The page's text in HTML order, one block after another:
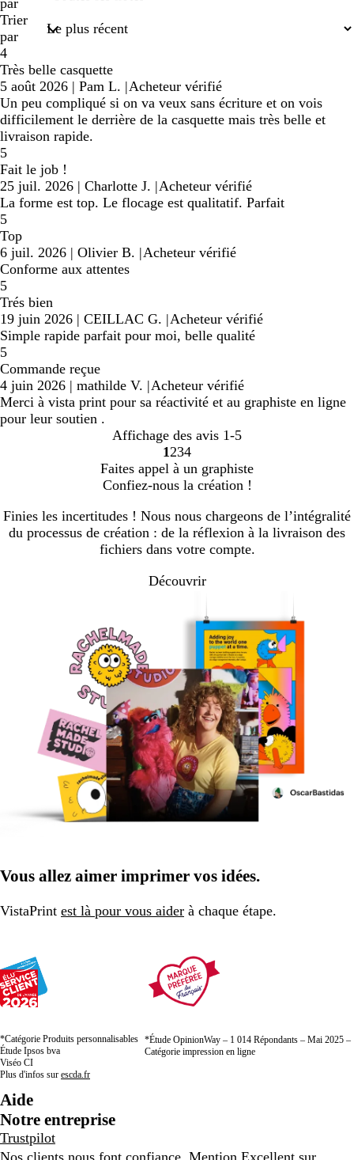
Trier
par
4
Très belle casquette
5 août 2026 | Pam L. |Acheteur vérifié
Un peu compliqué si on va veux sans écriture et on vois
difficilement le derrière de la casquette mais très belle et
livraison rapide.
5
Fait le job !
25 juil. 2026 | Charlotte J. |Acheteur vérifié
La forme est top. Le flocage est qualitatif. Parfait
5
Top
6 juil. 2026 | Olivier B. |Acheteur vérifié
Conforme aux attentes
5
Trés bien
19 juin 2026 | CEILLAC G. |Acheteur vérifié
Simple rapide parfait pour moi, belle qualité
5
Commande reçue
4 juin 2026 | mathilde V. |Acheteur vérifié
Merci à vista print pour sa réactivité et au graphiste en ligne
pour leur soutien .
Affichage des avis 1-5
Accéder
à
la
1 Accéder
à
la
2 Accéder
à
la
3Accéder
à
la
page
4
Faites appel à un graphiste
Confiez-nous la création !
Finies les incertitudes ! Nous nous chargeons de l’intégralité
du processus de création : de la réflexion à la livraison des
fichiers dans votre compte.
Découvrir
Vous allez aimer imprimer vos idées.
VistaPrint est là pour vous aider à chaque étape.
*Catégorie Produits personnalisables
Étude Ipsos bva
Viséo CI
Plus d'infos sur escda.fr
*Étude OpinionWay – 1 014 Répondants – Mai 2025 –
Catégorie impression en ligne
Aide
Notre entreprise
Trustpilot